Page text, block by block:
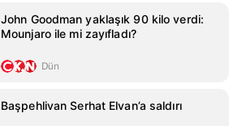
John Goodman yaklaşık 90 kilo verdi:
Mounjaro ile mi zayıfladı?
Dün
Başpehlivan Serhat Elvan’a saldırı